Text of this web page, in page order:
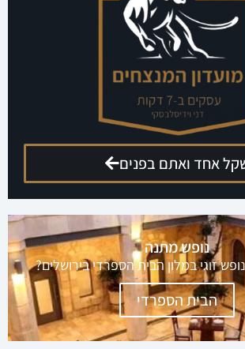
אחד ואתם בפנים
מועמדות לקומנדו עסקים
תוצאות ורווחים בליוויו של דני
וידיסלבסקי
ללחוץ כאן